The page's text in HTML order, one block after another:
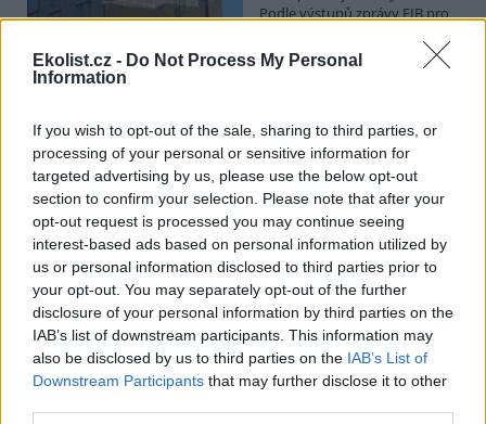
Ekolist.cz - Do Not Process My Personal
Information
If you wish to opt-out of the sale, sharing to third parties, or
processing of your personal or sensitive information for
targeted advertising by us, please use the below opt-out
section to confirm your selection. Please note that after your
opt-out request is processed you may continue seeing
interest-based ads based on personal information utilized by
us or personal information disclosed to third parties prior to
your opt-out. You may separately opt-out of the further
disclosure of your personal information by third parties on the
IAB’s list of downstream participants. This information may
also be disclosed by us to third parties on the IAB’s List of
Downstream Participants that may further disclose it to other
Podle výstupů zprávy EIB pro
se to týká přibližně 1,1 milionu lidí, tedy zhruba 40 % osob žijících v
nájmu. K řešení krize dostupnosti bydlení je kromě nové výstavby
centrech obcí, a zároveň snižovat jeho dlouhodobé provozní
náklady. Desetina českých domácností totiž vydává na bydlení více
než 40 % svých příjmů.
Greenpeace: Podpora moratoria na hlubokomořskou
těžbu vzrostla na 46 států. ČR mezi nimi zatím chybí
4.8.2026
Diskuse: 3
Přes víkend skončilo 31. Valné
shromáždění Mezinárodního
úřadu pro mořské dno (ISA),
kde měla své zastoupení i
Česká republika. Zasedání
skončilo zklamáním, protože se vládám členských států nepodařilo